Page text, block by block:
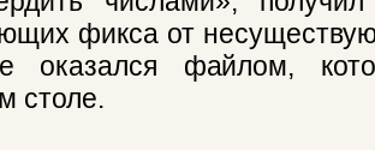
фикса от
оказался файлом,
столе.